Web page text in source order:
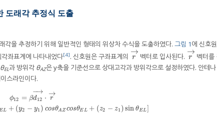
도래각 추정식 도출
을 추정하기 위해 일반적인 형태의 위상차 수식을 도출하였다. 그림 1에 신호
좌표계에 나타내었다[4]. 신호원은 구좌표계의 r
→
r→ 벡터로 입사된다. r
→
r→ 벡터를
θEL과 방위각 θAZ은 y축을 기준선으로 상대고각과 방위각으로 설정하였다. 안테
스라인이다.
ϕ12 = βd12
−→
⋅ r
→
L + (y2 − y1) cosθAZ cosθEL + (z2 − z1) sin θEL]
AZcosθ EL+(y 2 y